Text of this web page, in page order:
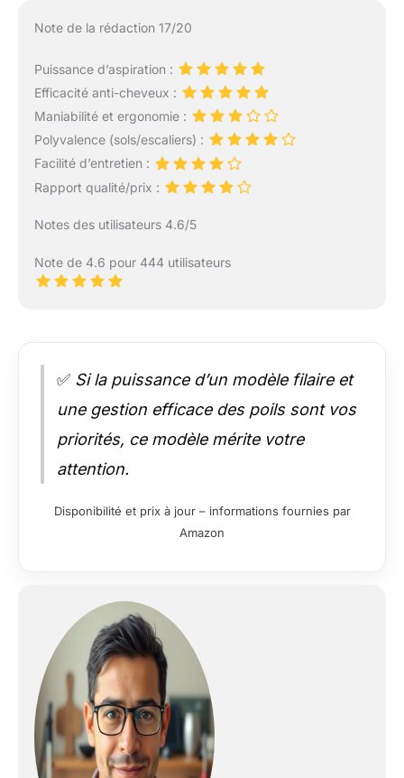
Note de la rédaction 17/20
Puissance d’aspiration :
Efficacité anti-cheveux :
Maniabilité et ergonomie :
Polyvalence (sols/escaliers) :
Facilité d’entretien :
Rapport qualité/prix :
Notes des utilisateurs 4.6/5
Note de 4.6 pour 444 utilisateurs
✅ Si la puissance d’un modèle filaire et
une gestion efficace des poils sont vos
priorités, ce modèle mérite votre
attention.
Disponibilité et prix à jour – informations fournies par
Amazon